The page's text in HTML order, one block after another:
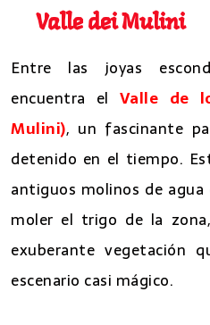
Valle dei Mulini
Entre las joyas
encuentra el Valle de
Mulini), un fascinante
detenido en el tiempo.
antiguos molinos de
moler el trigo de la
exuberante vegetación
escenario casi mágico.